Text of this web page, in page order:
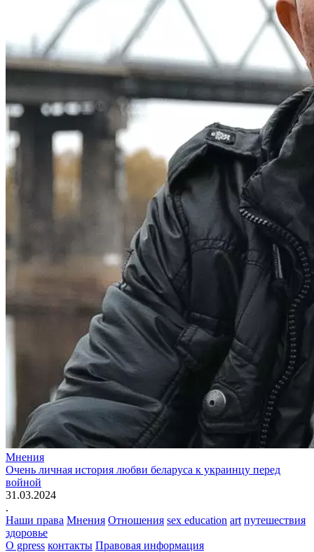
Мнения
Очень личная история любви беларуса к украинцу перед
войной
31.03.2024
.
Наши права Мнения Отношения sex education art путешествия
здоровье
О gpress контакты Правовая информация